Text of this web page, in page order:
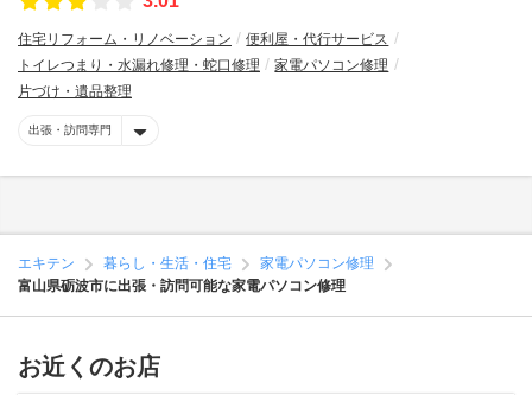
住宅リフォーム・リノベーション
便利屋・代行サービス
トイレつまり・水漏れ修理・蛇口修理
家電パソコン修理
片づけ・遺品整理
出張・訪問専門
エキテン 暮らし・生活・住宅
家電パソコン修理
富山県砺波市に出張・訪問可能な家電パソコン修理
お近くのお店